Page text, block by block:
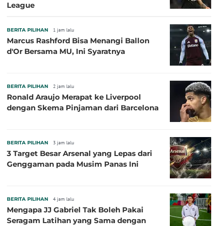
League
BERITA PILIHAN 1 jam lalu
Marcus Rashford Bisa Menangi Ballon
d'Or Bersama MU, Ini Syaratnya
BERITA PILIHAN 2 jam lalu
Ronald Araujo Merapat ke Liverpool
dengan Skema Pinjaman dari Barcelona
BERITA PILIHAN 3 jam lalu
3 Target Besar Arsenal yang Lepas dari
Genggaman pada Musim Panas Ini
BERITA PILIHAN 4 jam lalu
Mengapa JJ Gabriel Tak Boleh Pakai
Seragam Latihan yang Sama dengan